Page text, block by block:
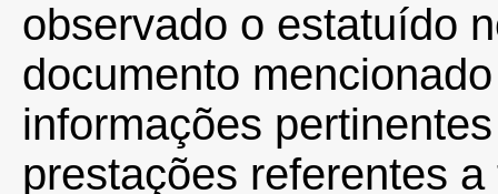
observado o estatuído
documento
informações
prestações referentes